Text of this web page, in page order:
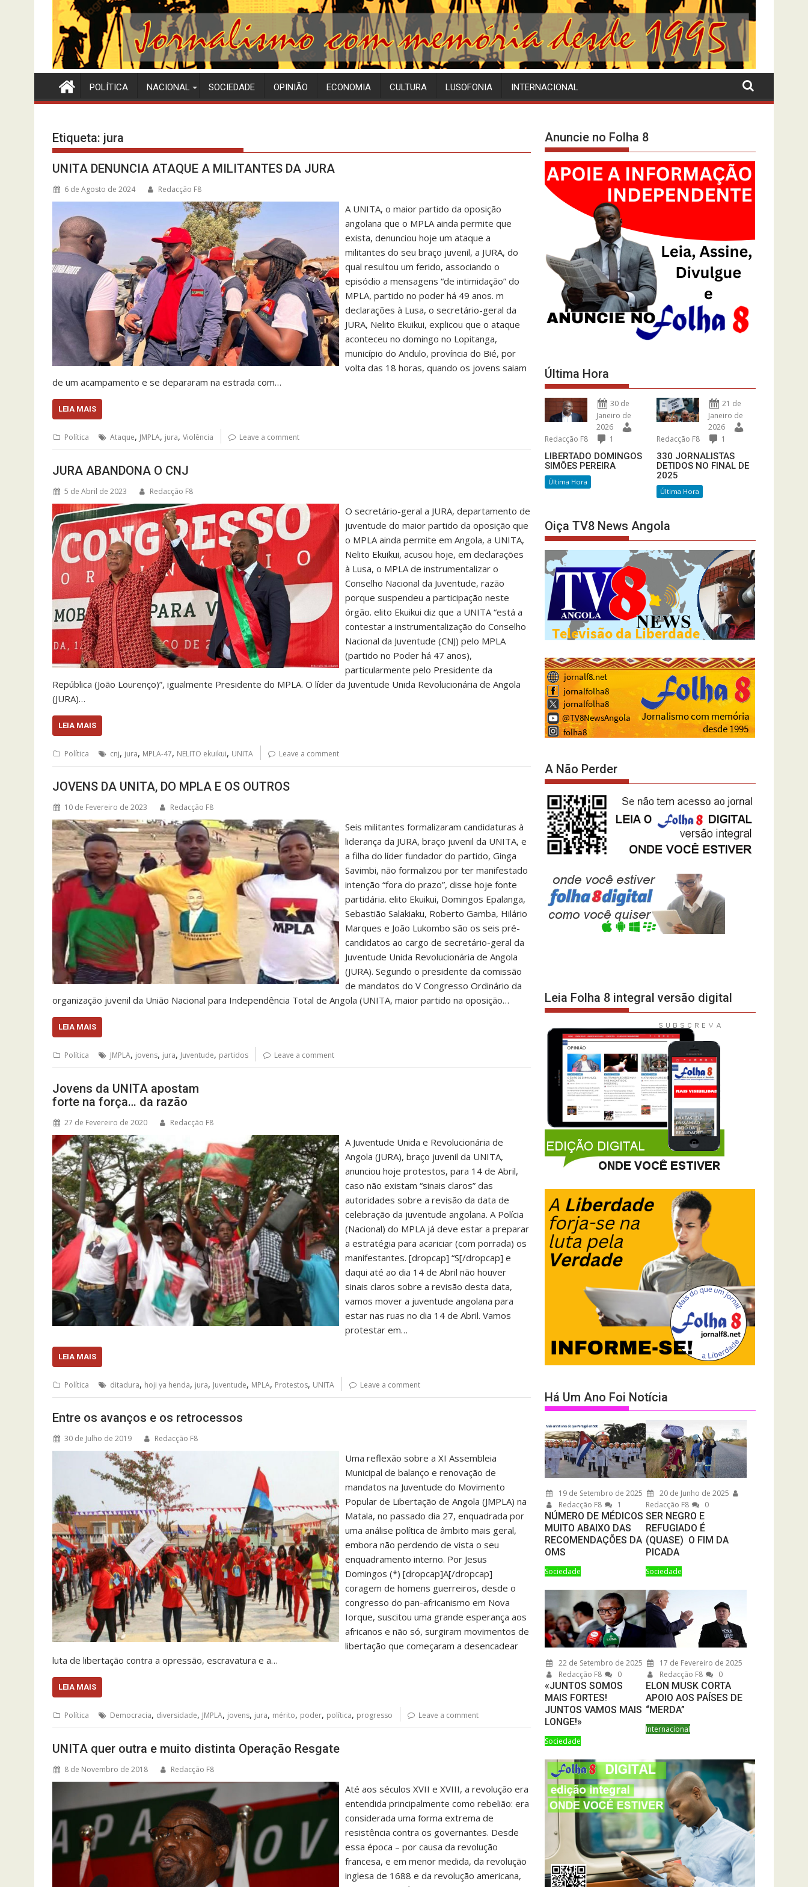
POLÍTICA NACIONAL SOCIEDADE OPINIÃO ECONOMIA CULTURA LUSOFONIA INTERNACIONAL
Etiqueta: jura
UNITA DENUNCIA ATAQUE A MILITANTES DA JURA
6 de Agosto de 2024 Redacção F8
A UNITA, o maior partido da oposição
angolana que o MPLA ainda permite que
exista, denunciou hoje um ataque a
militantes do seu braço juvenil, a JURA, do
qual resultou um ferido, associando o
episódio a mensagens “de intimidação” do
MPLA, partido no poder há 49 anos. m
declarações à Lusa, o secretário-geral da
JURA, Nelito Ekuikui, explicou que o ataque
aconteceu no domingo no Lopitanga,
município do Andulo, província do Bié, por
volta das 18 horas, quando os jovens saiam
de um acampamento e se depararam na estrada com…
LEIA MAIS
Política Ataque, JMPLA, jura, Violência Leave a comment
JURA ABANDONA O CNJ
5 de Abril de 2023 Redacção F8
O secretário-geral a JURA, departamento de
juventude do maior partido da oposição que
o MPLA ainda permite em Angola, a UNITA,
Nelito Ekuikui, acusou hoje, em declarações
à Lusa, o MPLA de instrumentalizar o
Conselho Nacional da Juventude, razão
porque suspendeu a participação neste
órgão. elito Ekuikui diz que a UNITA “está a
contestar a instrumentalização do Conselho
Nacional da Juventude (CNJ) pelo MPLA
(partido no Poder há 47 anos),
particularmente pelo Presidente da
República (João Lourenço)”, igualmente Presidente do MPLA. O líder da Juventude Unida Revolucionária de Angola
(JURA)…
LEIA MAIS
Política cnj, jura, MPLA-47, NELITO ekuikui, UNITA Leave a comment
JOVENS DA UNITA, DO MPLA E OS OUTROS
10 de Fevereiro de 2023 Redacção F8
Seis militantes formalizaram candidaturas à
liderança da JURA, braço juvenil da UNITA, e
a filha do líder fundador do partido, Ginga
Savimbi, não formalizou por ter manifestado
intenção “fora do prazo”, disse hoje fonte
partidária. elito Ekuikui, Domingos Epalanga,
Sebastião Salakiaku, Roberto Gamba, Hilário
Marques e João Lukombo são os seis pré-
candidatos ao cargo de secretário-geral da
Juventude Unida Revolucionária de Angola
(JURA). Segundo o presidente da comissão
de mandatos do V Congresso Ordinário da
organização juvenil da União Nacional para Independência Total de Angola (UNITA, maior partido na oposição…
LEIA MAIS
Política JMPLA, jovens, jura, Juventude, partidos Leave a comment
Jovens da UNITA apostam
forte na força… da razão
27 de Fevereiro de 2020 Redacção F8
A Juventude Unida e Revolucionária de
Angola (JURA), braço juvenil da UNITA,
anunciou hoje protestos, para 14 de Abril,
caso não existam “sinais claros” das
autoridades sobre a revisão da data de
celebração da juventude angolana. A Polícia
(Nacional) do MPLA já deve estar a preparar
a estratégia para acariciar (com porrada) os
manifestantes. [dropcap] “S[/dropcap] e
daqui até ao dia 14 de Abril não houver
sinais claros sobre a revisão desta data,
vamos mover a juventude angolana para
estar nas ruas no dia 14 de Abril. Vamos
protestar em…
LEIA MAIS
Política ditadura, hoji ya henda, jura, Juventude, MPLA, Protestos, UNITA Leave a comment
Entre os avanços e os retrocessos
30 de Julho de 2019 Redacção F8
Uma reflexão sobre a XI Assembleia
Municipal de balanço e renovação de
mandatos na Juventude do Movimento
Popular de Libertação de Angola (JMPLA) na
Matala, no passado dia 27, enquadrada por
uma análise política de âmbito mais geral,
embora não perdendo de vista o seu
enquadramento interno. Por Jesus
Domingos (*) [dropcap]A[/dropcap]
coragem de homens guerreiros, desde o
congresso do pan-africanismo em Nova
Iorque, suscitou uma grande esperança aos
africanos e não só, surgiram movimentos de
libertação que começaram a desencadear
luta de libertação contra a opressão, escravatura e a…
LEIA MAIS
Política Democracia, diversidade, JMPLA, jovens, jura, mérito, poder, política, progresso Leave a comment
UNITA quer outra e muito distinta Operação Resgate
8 de Novembro de 2018 Redacção F8
Até aos séculos XVII e XVIII, a revolução era
entendida principalmente como rebelião: era
considerada uma forma extrema de
resistência contra os governantes. Desde
essa época – por causa da revolução
francesa, e em menor medida, da revolução
inglesa de 1688 e da revolução americana,
Anuncie no Folha 8
Última Hora
30 de
Janeiro de
2026
Redacção F8
1
LIBERTADO DOMINGOS
SIMÕES PEREIRA
Última Hora
21 de
Janeiro de
2026
Redacção F8
1
330 JORNALISTAS
DETIDOS NO FINAL DE
2025
Última Hora
Oiça TV8 News Angola
A Não Perder
Leia Folha 8 integral versão digital
Há Um Ano Foi Notícia
19 de Setembro de 2025
Redacção F8
1
NÚMERO DE MÉDICOS
MUITO ABAIXO DAS
RECOMENDAÇÕES DA
OMS
Sociedade
20 de Junho de 2025
Redacção F8
0
SER NEGRO E
REFUGIADO É
(QUASE) O FIM DA
PICADA
Sociedade
22 de Setembro de 2025
Redacção F8
0
«JUNTOS SOMOS
MAIS FORTES!
JUNTOS VAMOS MAIS
LONGE!»
Sociedade
17 de Fevereiro de 2025
Redacção F8
0
ELON MUSK CORTA
APOIO AOS PAÍSES DE
“MERDA”
Internacional